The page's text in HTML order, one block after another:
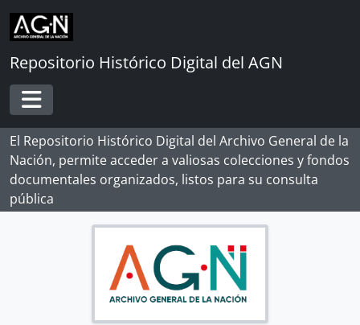
Skip to main content
Repositorio Histórico Digital del AGN
Toggle navigation
El Repositorio Histórico Digital del Archivo General de la
Nación, permite acceder a valiosas colecciones y fondos
documentales organizados, listos para su consulta
pública